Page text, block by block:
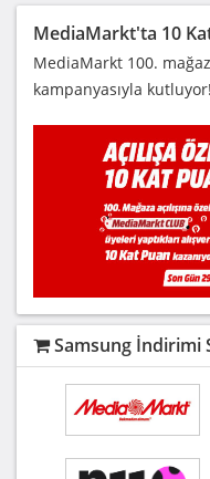
MediaMarkt'ta 10
MediaMarkt 100.
kampanyasıyla kutluyor!
Samsung İndirimi